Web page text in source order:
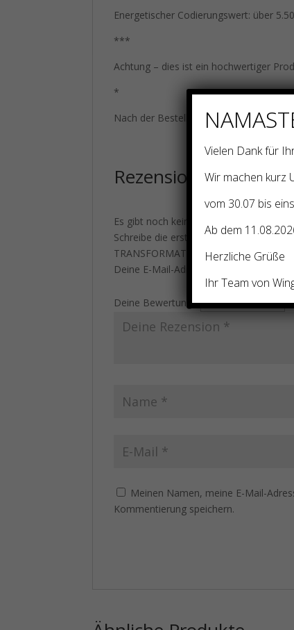
Energetischer Codierungswert: über
***
Achtung – dies ist ein hochwertiger
*
Nach der Bestellung setze ich mich mit
Rezensionen
Es gibt noch keine Rezensionen.
Schreibe die erste Rezension für
TRANSFORMATIONS-/WANDLUNGS-/
Deine E-Mail-Adresse wird nicht
Deine Bewertung*
Meinen Namen, meine E-Mail-
Kommentierung speichern.
Vielen Dank für
Wir machen kurz
vom 30.07 bis
Ab dem
Herzliche Grüße
Ihr Team von